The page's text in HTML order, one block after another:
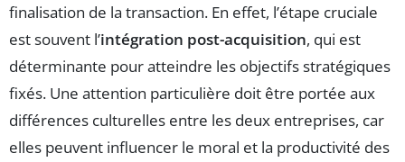
finalisation de la transaction. En effet, l’étape cruciale
est souvent l’intégration post-acquisition, qui est
déterminante pour atteindre les objectifs stratégiques
fixés. Une attention particulière doit être portée aux
différences culturelles entre les deux entreprises, car
elles peuvent influencer le moral et la productivité des